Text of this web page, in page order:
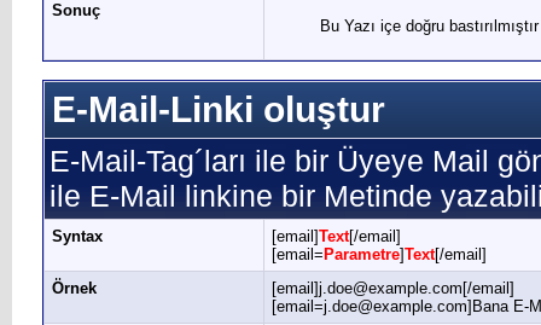
Sonuç
Bu Yazı içe doğru bastırılmıştır
E-Mail-Linki oluştur
E-Mail-Tag´ları ile bir Üyeye Mail
ile E-Mail linkine bir Metinde
Syntax [email]Text[/email]
[email= Parametre]Text[/email]
Örnek
[email]j.doe@example.com[/email]
[email=j.doe@example.com]Bana E-